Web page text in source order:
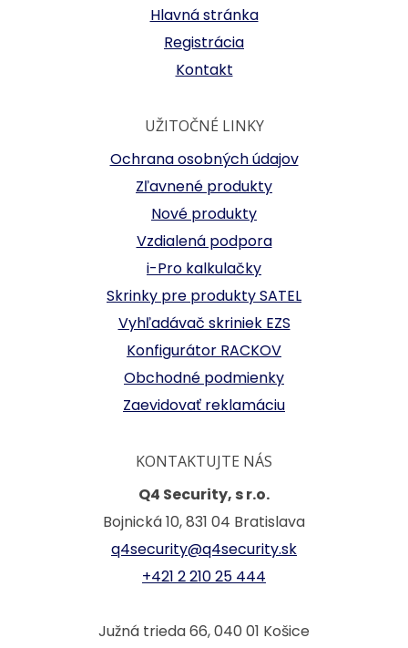
Hlavná stránka
Registrácia
Kontakt
UŽITOČNÉ LINKY
Ochrana osobných údajov
Zľavnené produkty
Nové produkty
Vzdialená podpora
i-Pro kalkulačky
Skrinky pre produkty SATEL
Vyhľadávač skriniek EZS
Konfigurátor RACKOV
Obchodné podmienky
Zaevidovať reklamáciu
KONTAKTUJTE NÁS
Q4 Security, s r.o.
Bojnická 10, 831 04 Bratislava
q4security@q4security.sk
+421 2 210 25 444
Južná trieda 66, 040 01 Košice